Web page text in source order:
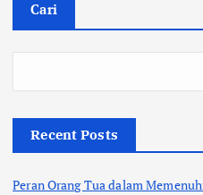
Cari
Recent Posts
Peran Orang Tua dalam